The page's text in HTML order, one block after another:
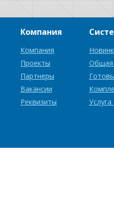
Компания
Компания
Проекты
Партнеры
Вакансии
Реквизиты
Общая